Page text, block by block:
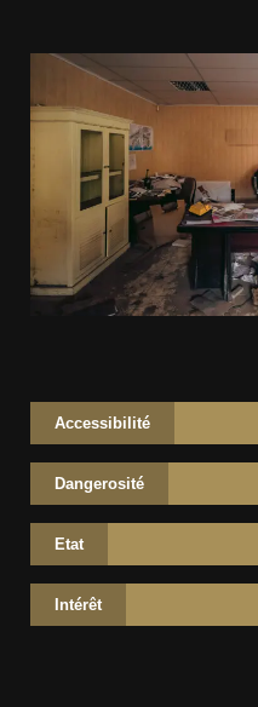
Accessibilité
Dangerosité
Etat
Intérêt